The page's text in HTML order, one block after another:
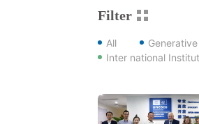
Filter
All Generative
Inter national